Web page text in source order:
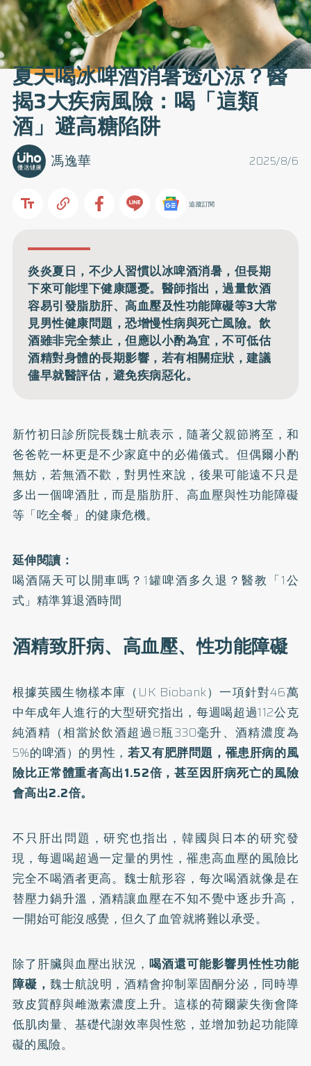
夏天喝冰啤酒消暑透心涼？醫
揭3大疾病風險：喝「這類
酒」避高糖陷阱
2025/8/6
馮逸華
追蹤訂閱
炎炎夏日，不少人習慣以冰啤酒消暑，但長期
下來可能埋下健康隱憂。醫師指出，過量飲酒
容易引發脂肪肝、高血壓及性功能障礙等3大常
見男性健康問題，恐增慢性病與死亡風險。飲
酒雖非完全禁止，但應以小酌為宜，不可低估
酒精對身體的長期影響，若有相關症狀，建議
儘早就醫評估，避免疾病惡化。
新竹初日診所院長魏士航表示，隨著父親節將至，和
爸爸乾一杯更是不少家庭中的必備儀式。但偶爾小酌
無妨，若無酒不歡，對男性來說，後果可能遠不只是
多出一個啤酒肚，而是脂肪肝、高血壓與性功能障礙
等「吃全餐」的健康危機。
延伸閱讀：
喝酒隔天可以開車嗎？1罐啤酒多久退？醫教「1公
式」精準算退酒時間
酒精致肝病、高血壓、性功能障礙
根據英國生物樣本庫（UK Biobank）一項針對46萬
中年成年人進行的大型研究指出，每週喝超過112公克
純酒精（相當於飲酒超過8瓶330毫升、酒精濃度為
5%的啤酒）的男性， 若又有肥胖問題，罹患肝病的風
險比正常體重者高出1.52倍，甚至因肝病死亡的風險
會高出2.2倍。
不只肝出問題，研究也指出，韓國與日本的研究發
現，每週喝超過一定量的男性，罹患高血壓的風險比
完全不喝酒者更高。魏士航形容，每次喝酒就像是在
替壓力鍋升溫，酒精讓血壓在不知不覺中逐步升高，
一開始可能沒感覺，但久了血管就將難以承受。
除了肝臟與血壓出狀況，喝酒還可能影響男性性功能
障礙， 魏士航說明，酒精會抑制睪固酮分泌，同時導
致皮質醇與雌激素濃度上升。這樣的荷爾蒙失衡會降
低肌肉量、基礎代謝效率與性慾，並增加勃起功能障
礙的風險。